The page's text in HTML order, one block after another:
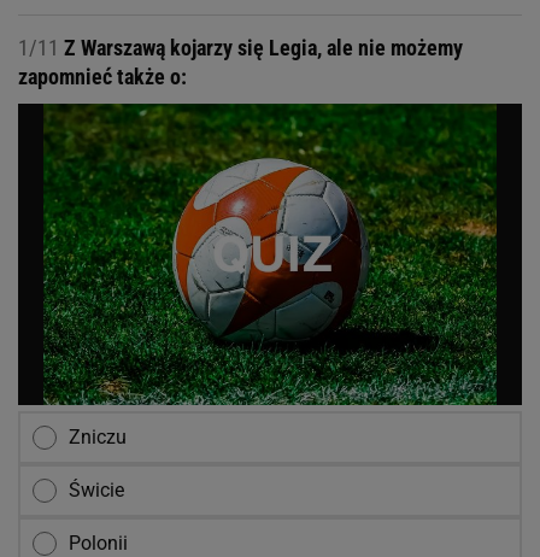
1/11 Z Warszawą kojarzy się Legia, ale nie możemy
zapomnieć także o:
Zniczu
Świcie
Polonii